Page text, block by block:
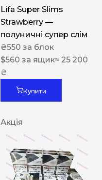
Lifa Super Slims
Strawberry —
полуничні супер слім
₴550 за блок
$560 за ящик≈ 25 200
₴
Купити
Акція